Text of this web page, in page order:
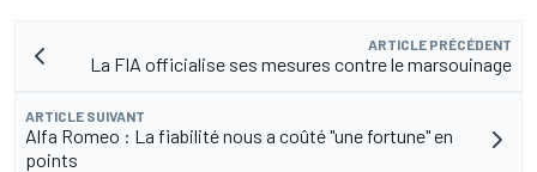
ARTICLE PRÉCÉDENT
La FIA officialise ses mesures contre le marsouinage
ARTICLE SUIVANT
Alfa Romeo : La fiabilité nous a coûté "une fortune" en
points